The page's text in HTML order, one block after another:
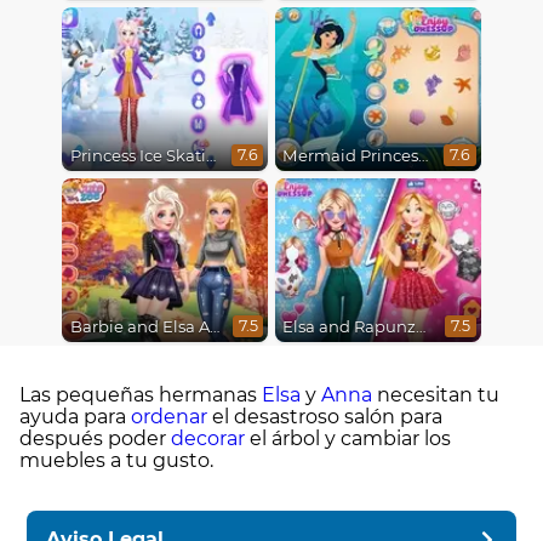
Princess Ice Skating Adventure 7.6 Mermaid Princesses 7.6
Barbie and Elsa Autumn Patterns 7.5 Elsa and Rapunzel Princess Rivalry 7.5
Las pequeñas hermanas Elsa y Anna necesitan tu
ayuda para ordenar el desastroso salón para
después poder decorar el árbol y cambiar los
muebles a tu gusto.